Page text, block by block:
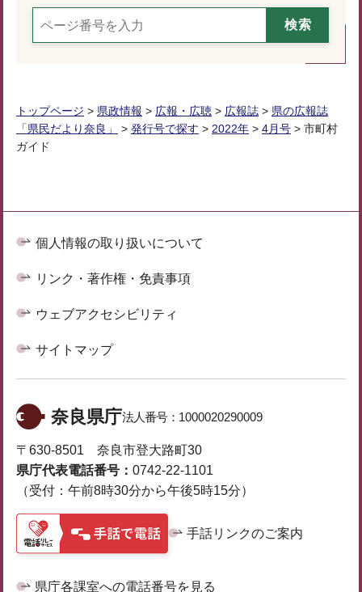
トップページ > 県政情報 > 広報・広聴 > 広報誌 > 県の広報誌
「県民だより奈良」
> 発行号で探す > 2022年 > 4月号 > 市町村
ガイド
個人情報の取り扱いについて
リンク・著作権・免責事項
ウェブアクセシビリティ
サイトマップ
奈良県庁法人番号： 1000020290009
〒630-8501 奈良市登大路町30
県庁代表電話番号： 0742-22-1101
（受付：午前8時30分から午後5時15分）
手話リンクのご案内
県庁各課室への電話番号を見る